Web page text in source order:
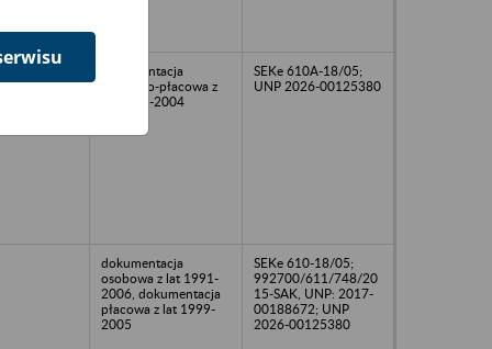
dokumentacja
osobowo-płacowa z
lat 1999-2004
SEKe 610A-18/05;
UNP 2026-00125380
dokumentacja
osobowa z lat 1991-
2006, dokumentacja
płacowa z lat 1999-
2005
SEKe 610-18/05;
992700/611/748/20
15-SAK, UNP: 2017-
00188672; UNP
2026-00125380